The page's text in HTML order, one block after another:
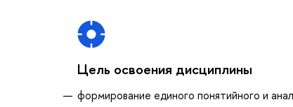
Цель освоения дисциплины
формирование единого понятийного и